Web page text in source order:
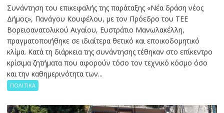
Συνάντηση του επικεφαλής της παράταξης «Νέα δράση νέος
Δήμος», Πανάγου Κουφέλου, με τον Πρόεδρο του ΤΕΕ
Βορειοανατολικού Αιγαίου, Ευστράτιο Μανωλακέλλη,
πραγματοποιήθηκε σε ιδιαίτερα θετικό και εποικοδομητικό
κλίμα. Κατά τη διάρκεια της συνάντησης τέθηκαν στο επίκεντρο
κρίσιμα ζητήματα που αφορούν τόσο τον τεχνικό κόσμο όσο
και την καθημερινότητα των...
ΠΟΛΙΤΙΚΑ